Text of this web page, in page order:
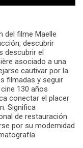
del filme Maelle
descubrir
descubrir el
asociado a una
cautivar por la
filmadas y seguir
130 años
conectar el placer
Significa
de restauración
por su modernidad